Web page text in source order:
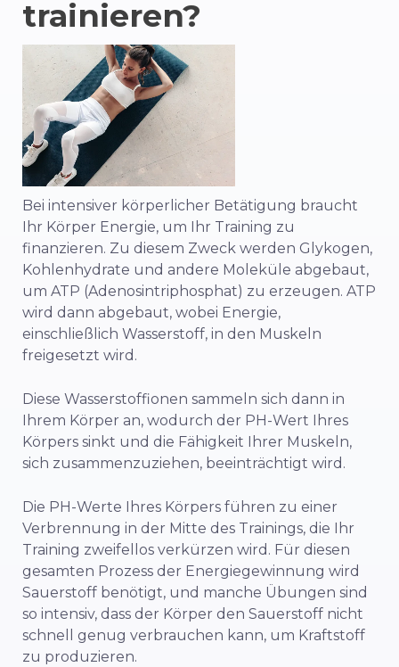
trainieren?
Bei intensiver körperlicher Betätigung braucht
Ihr Körper Energie, um Ihr Training zu
finanzieren. Zu diesem Zweck werden Glykogen,
Kohlenhydrate und andere Moleküle abgebaut,
um ATP (Adenosintriphosphat) zu erzeugen. ATP
wird dann abgebaut, wobei Energie,
einschließlich Wasserstoff, in den Muskeln
freigesetzt wird.
Diese Wasserstoffionen sammeln sich dann in
Ihrem Körper an, wodurch der PH-Wert Ihres
Körpers sinkt und die Fähigkeit Ihrer Muskeln,
sich zusammenzuziehen, beeinträchtigt wird.
Die PH-Werte Ihres Körpers führen zu einer
Verbrennung in der Mitte des Trainings, die Ihr
Training zweifellos verkürzen wird. Für diesen
gesamten Prozess der Energiegewinnung wird
Sauerstoff benötigt, und manche Übungen sind
so intensiv, dass der Körper den Sauerstoff nicht
schnell genug verbrauchen kann, um Kraftstoff
zu produzieren.